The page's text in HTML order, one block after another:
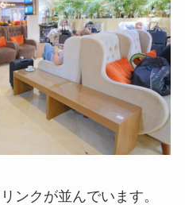
ンクが並んでいます。